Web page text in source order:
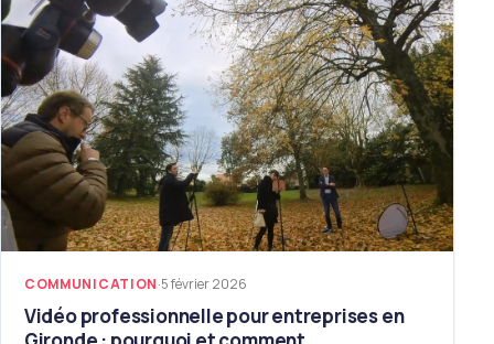
COMMUNICATION·5 février 2026
Vidéo professionnelle pour entreprises en